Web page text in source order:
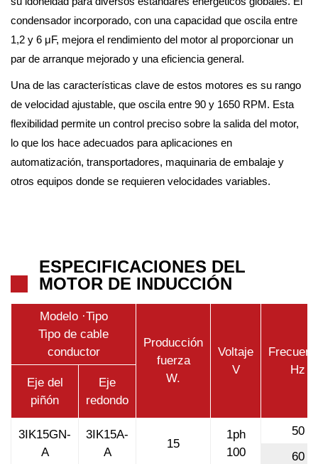
condensador incorporado, con una capacidad que oscila entre
1,2 y 6 μF, mejora el rendimiento del motor al proporcionar un
par de arranque mejorado y una eficiencia general.
Una de las características clave de estos motores es su rango
de velocidad ajustable, que oscila entre 90 y 1650 RPM. Esta
flexibilidad permite un control preciso sobre la salida del motor,
lo que los hace adecuados para aplicaciones en
automatización, transportadores, maquinaria de embalaje y
otros equipos donde se requieren velocidades variables.
ESPECIFICACIONES DEL
MOTOR DE INDUCCIÓN
Modelo ·Tipo
Tipo de cable
conductor
Producción
fuerza
W.
Voltaje
V
Hz
Eje del
piñón
Eje
redondo
3IK15GN-
A
3IK15A-
A
15
1ph
100
50
60